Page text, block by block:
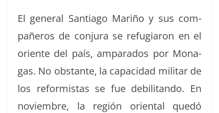
El gen­er­al San­ti­a­go Mar­iño y sus com­
pañeros de con­ju­ra se refu­gia­ron en el
ori­ente del país, ampara­dos por Mon­a­
gas. No obstante, la capaci­dad mil­i­tar de
los reformis­tas se fue debil­i­tan­do. En
noviem­bre, la región ori­en­tal quedó